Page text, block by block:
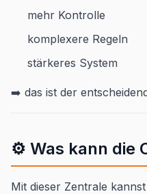
mehr Kontrolle
komplexere Regeln
stärkeres System
➡️ das ist der
⚙️ Was kann die
Mit dieser Zentrale